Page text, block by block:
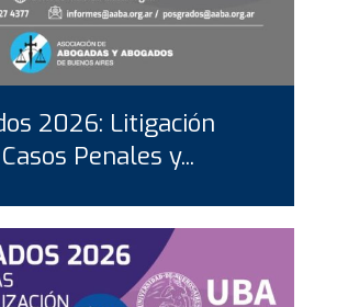
2026: Litigación
Penales y...